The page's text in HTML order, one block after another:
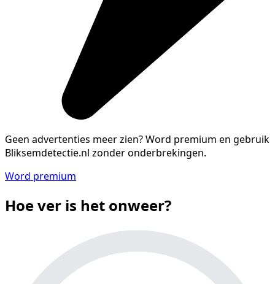
Geen advertenties meer zien?Word premium en gebruik
Bliksemdetectie.nl zonder onderbrekingen.
Word premium
Hoe ver is het onweer?